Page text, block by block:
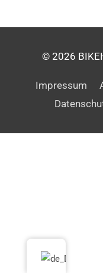
© 2026
Impressum